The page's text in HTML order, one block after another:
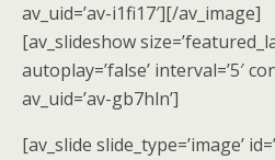
av_uid=’av-i1fi17′][/av_image]
[av_slideshow
autoplay=’false’ interval=’5′
av_uid=’av-gb7hln’]
[av_slide slide_type=’image’